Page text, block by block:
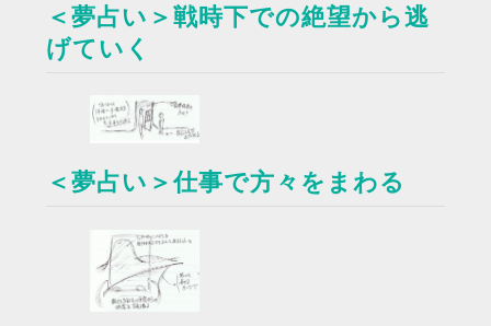
＜夢占い＞戦時下での絶望から逃
げていく
＜夢占い＞仕事で方々をまわる